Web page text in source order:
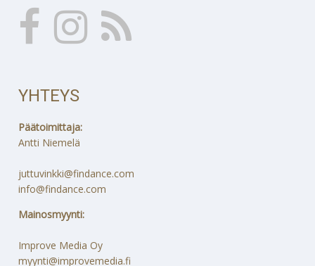
YHTEYS
Päätoimittaja:
Antti Niemelä
juttuvinkki@findance.com
info@findance.com
Mainosmyynti:
Improve Media Oy
myynti@improvemedia.fi